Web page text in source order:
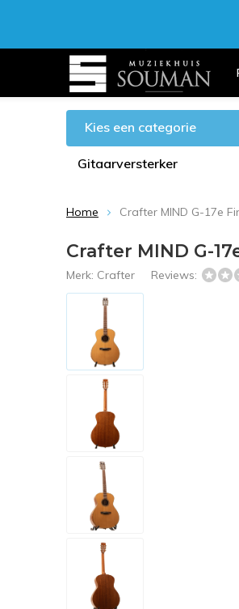
Kies een categorie
Gitaarversterker
Home Crafter MIND G-17e
Crafter MIND G-
Merk: Crafter Reviews: